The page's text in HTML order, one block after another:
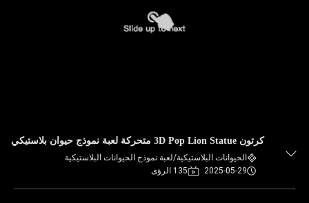
كرتون 3D Pop Lion Statue متحركة لعبة نموذج حيوان بلاستيكي
الحيوانات البلاستيكية/لعبة نموذج الحيوانات البلاستيكية
2025-05-29
135 الرؤى